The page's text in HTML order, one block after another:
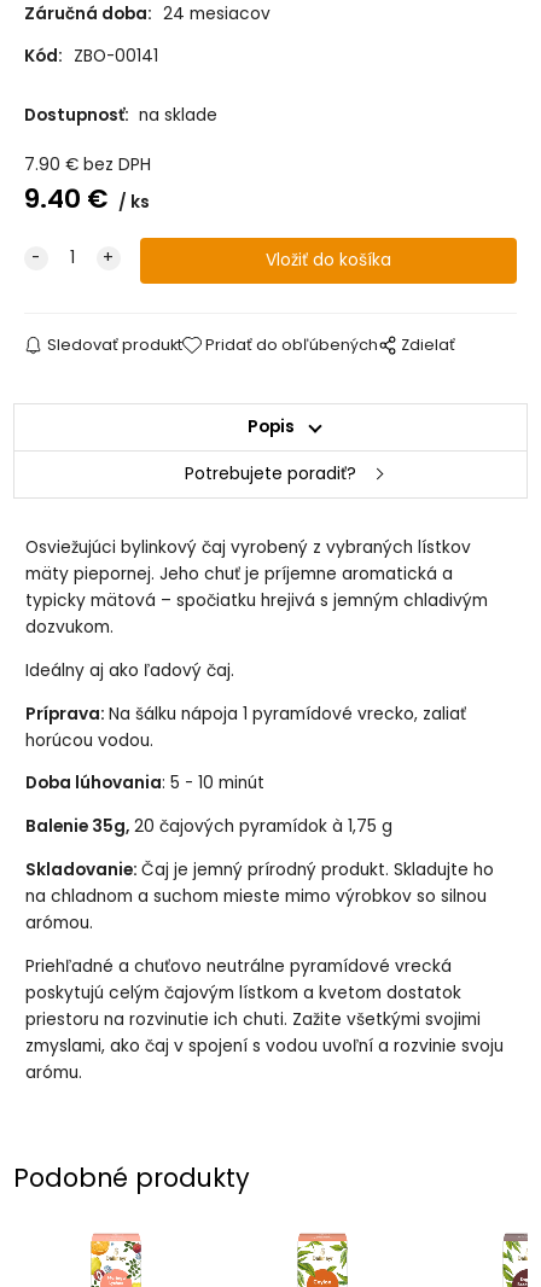
Záručná doba: 24 mesiacov
Kód: ZBO-00141
Dostupnosť: na sklade
7.90 € bez DPH
9.40 € ks
Sledovať produkt Pridať do obľúbených Zdielať
Popis
Potrebujete poradiť?
Osviežujúci bylinkový čaj vyrobený z vybraných lístkov
mäty piepornej. Jeho chuť je príjemne aromatická a
typicky mätová – spočiatku hrejivá s jemným chladivým
dozvukom.
Ideálny aj ako ľadový čaj.
Príprava:Na šálku nápoja 1 pyramídové vrecko, zaliať
horúcou vodou.
Doba lúhovania: 5 - 10 minút
Balenie 35g,20 čajových pyramídok à 1,75 g
Skladovanie:Čaj je jemný prírodný produkt. Skladujte ho
na chladnom a suchom mieste mimo výrobkov so silnou
arómou.
Priehľadné a chuťovo neutrálne pyramídové vrecká
poskytujú celým čajovým lístkom a kvetom dostatok
priestoru na rozvinutie ich chuti. Zažite všetkými svojimi
zmyslami, ako čaj v spojení s vodou uvoľní a rozvinie svoju
arómu.
Podobné produkty